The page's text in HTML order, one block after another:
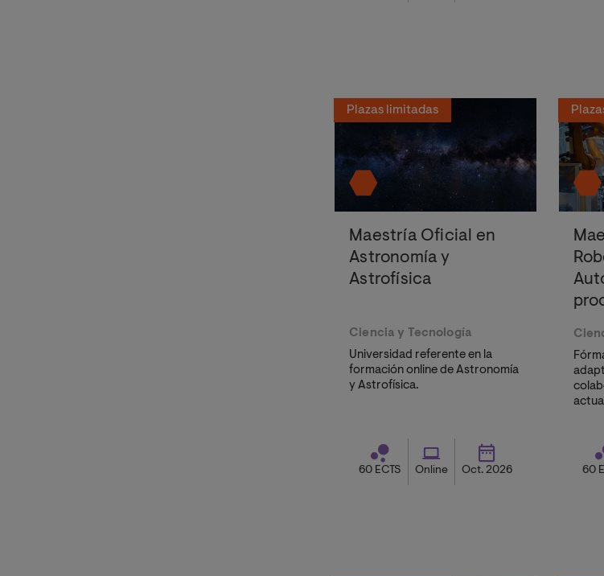
Plazas limitadas
Maestría Oficial en
Astronomía y
Astrofísica
Ciencia y Tecnología
Universidad referente en la
formación online de Astronomía
y Astrofísica.
60 ECTS Online Oct. 2026 60